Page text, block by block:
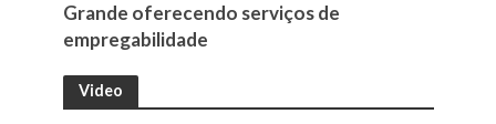
Grande oferecendo serviços de
empregabilidade
Video